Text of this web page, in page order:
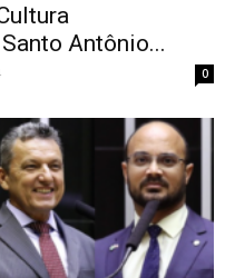
Antônio...
0